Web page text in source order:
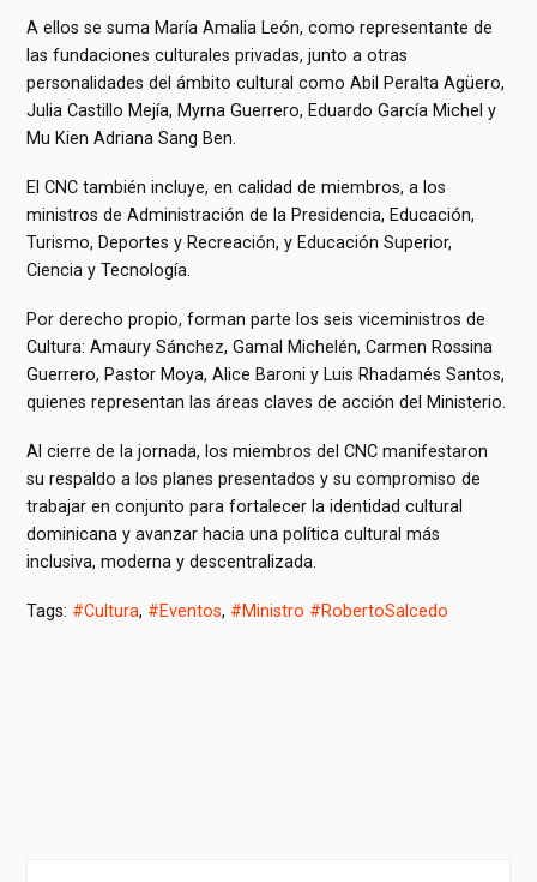
A ellos se suma María Amalia León, como representante de
las fundaciones culturales privadas, junto a otras
personalidades del ámbito cultural como Abil Peralta Agüero,
Julia Castillo Mejía, Myrna Guerrero, Eduardo García Michel y
Mu Kien Adriana Sang Ben.
El CNC también incluye, en calidad de miembros, a los
ministros de Administración de la Presidencia, Educación,
Turismo, Deportes y Recreación, y Educación Superior,
Ciencia y Tecnología.
Por derecho propio, forman parte los seis viceministros de
Cultura: Amaury Sánchez, Gamal Michelén, Carmen Rossina
Guerrero, Pastor Moya, Alice Baroni y Luis Rhadamés Santos,
quienes representan las áreas claves de acción del Ministerio.
Al cierre de la jornada, los miembros del CNC manifestaron
su respaldo a los planes presentados y su compromiso de
trabajar en conjunto para fortalecer la identidad cultural
dominicana y avanzar hacia una política cultural más
inclusiva, moderna y descentralizada.
Tags: #Cultura, #Eventos, #Ministro #RobertoSalcedo